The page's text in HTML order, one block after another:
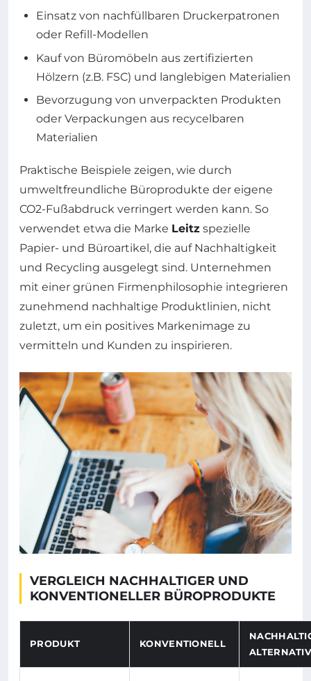
Einsatz von nachfüllbaren Druckerpatronen
oder Refill-Modellen
Kauf von Büromöbeln aus zertifizierten
Hölzern (z.B. FSC) und langlebigen Materialien
Bevorzugung von unverpackten Produkten
oder Verpackungen aus recycelbaren
Materialien
Praktische Beispiele zeigen, wie durch
umweltfreundliche Büroprodukte der eigene
CO2-Fußabdruck verringert werden kann. So
verwendet etwa die Marke Leitz spezielle
Papier- und Büroartikel, die auf Nachhaltigkeit
und Recycling ausgelegt sind. Unternehmen
mit einer grünen Firmenphilosophie integrieren
zunehmend nachhaltige Produktlinien, nicht
zuletzt, um ein positives Markenimage zu
vermitteln und Kunden zu inspirieren.
VERGLEICH NACHHALTIGER UND
KONVENTIONELLER BÜROPRODUKTE
PRODUKT KONVENTIONELL